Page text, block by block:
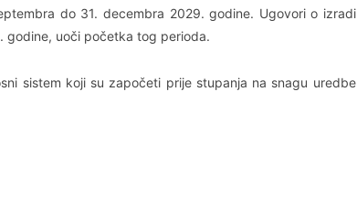
do 31. decembra 2029. godine. Ugovori o izradi
godine, uoči početka tog perioda.
sistem koji su započeti prije stupanja na snagu uredbe